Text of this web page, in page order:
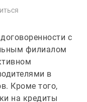
с
филиалом
в
Кроме того,
на кредиты